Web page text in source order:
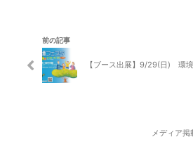
前の記事
【ブース出展】9/29(日) 環
メディア